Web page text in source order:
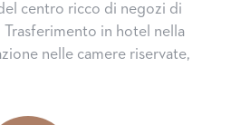
centro ricco di negozi di
in hotel nella
nelle camere riservate,